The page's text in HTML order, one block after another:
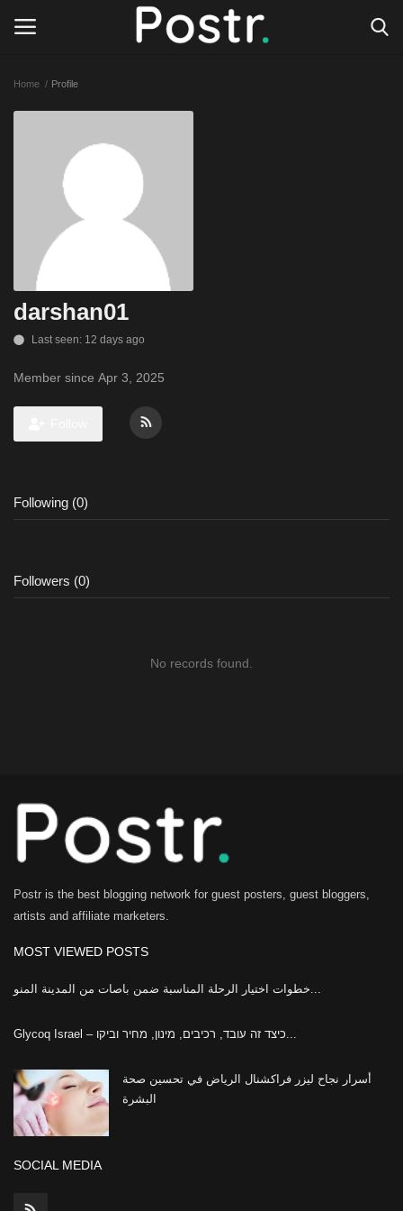
All our platforms
Write for Postr
General
Home Profile
darshan01
Last seen: 12 days ago
Member since Apr 3, 2025
Following (0)
Followers (0)
No records found.
Postr is the best blogging network for guest posters, guest bloggers,
artists and affiliate marketers.
MOST VIEWED POSTS
أسرار نجاح ليزر فراكشنال الرياض في تحسين صحة
البشرة
SOCIAL MEDIA